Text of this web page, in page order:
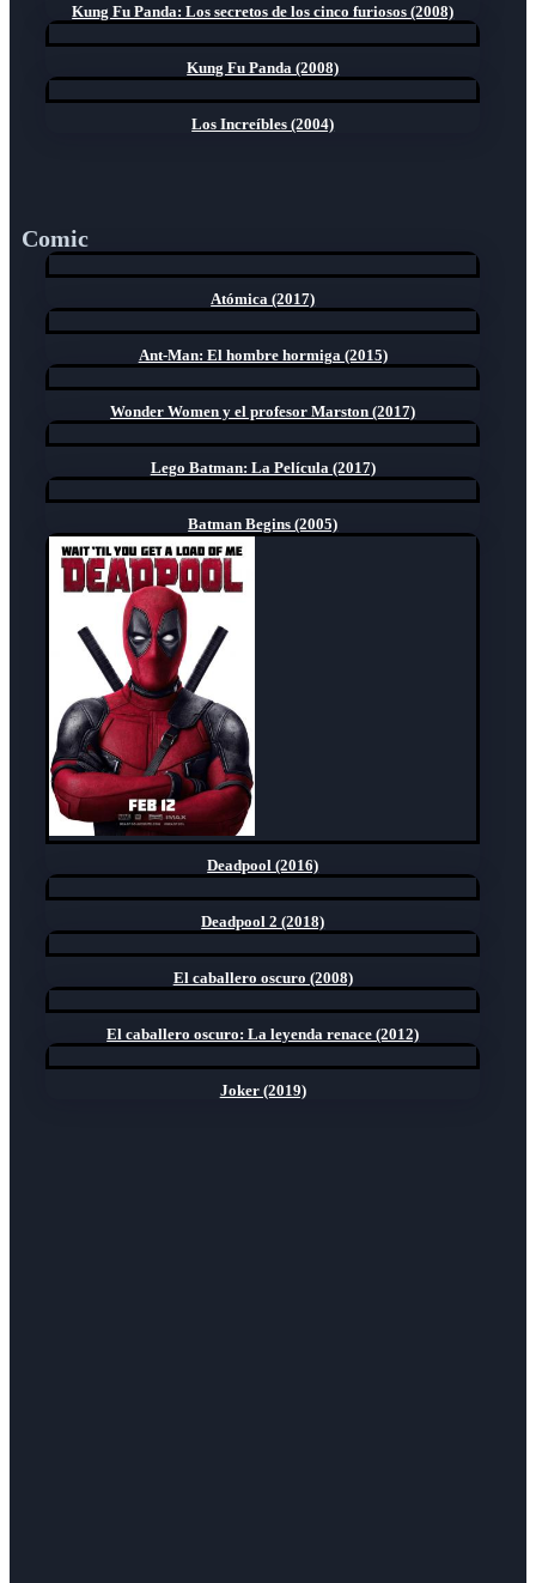
Kung Fu Panda: Los secretos de los cinco furiosos (2008)
Kung Fu Panda (2008)
Los Increíbles (2004)
Comic
Atómica (2017)
Ant-Man: El hombre hormiga (2015)
Wonder Women y el profesor Marston (2017)
Lego Batman: La Película (2017)
Batman Begins (2005)
Deadpool (2016)
Deadpool 2 (2018)
El caballero oscuro (2008)
El caballero oscuro: La leyenda renace (2012)
Joker (2019)